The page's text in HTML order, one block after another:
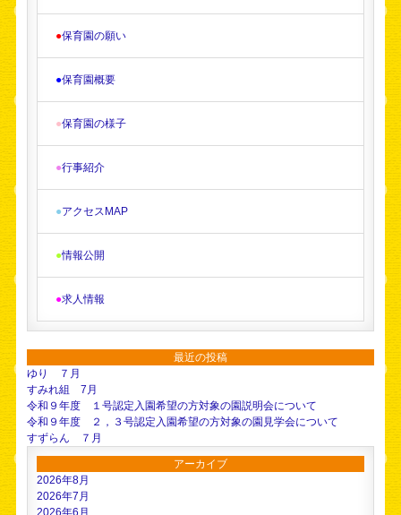
●保育園の願い
●保育園概要
●保育園の様子
●行事紹介
●アクセスMAP
●情報公開
●求人情報
最近の投稿
ゆり ７月
すみれ組 7月
令和９年度 １号認定入園希望の方対象の園説明会について
令和９年度 ２，３号認定入園希望の方対象の園見学会について
すずらん ７月
アーカイブ
2026年8月
2026年7月
2026年6月